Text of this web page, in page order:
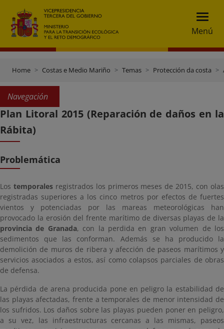
Menú
Home Costas e Medio Mariño Temas Protección da costa
Navegación
Plan Litoral 2015 (Reparación de daños en la
Rábita)
Problemática
Los temporalesregistrados los primeros meses de 2015, con olas
registradas superiores a los cinco metros por efectos de fuertes
vientos y potenciadas por las mareas meteorológicas han
provocado la erosión del frente marítimo de diversas playas de la
provincia de Granada, con la perdida en gran volumen de los
sedimentos que las conforman. Además se ha producido la
demolición de muros de ribera y afección de paseos marítimos y
servicios asociados a estos, así como colapsos parciales de obras
de defensa.
La pérdida de arena producida pone en peligro la estabilidad de
las playas afectadas, frente a temporales de menor intensidad de
los sufridos. Los daños sobre las playas pueden poner en peligro,
a su vez, las infraestructuras cercanas a las mismas, paseos